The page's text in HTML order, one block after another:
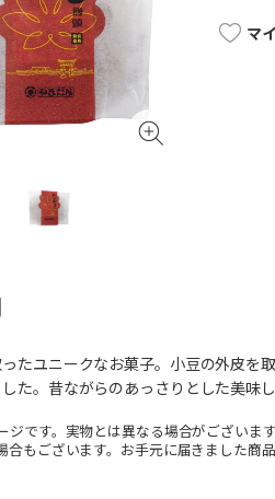
マ
たユニークなお菓子。小豆の外皮を
た。昔ながらのあっさりとした美味し
ジです。実物とは異なる場合がございま
合もございます。お手元に届きました商